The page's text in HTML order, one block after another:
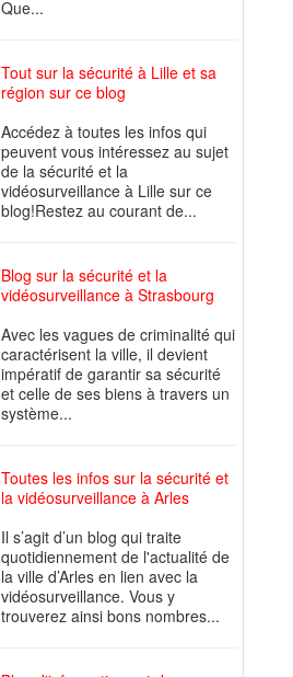
Que...
Tout sur la sécurité à Lille et sa
région sur ce blog
Accédez à toutes les infos qui
peuvent vous intéressez au sujet
de la sécurité et la
vidéosurveillance à Lille sur ce
blog!Restez au courant de...
Blog sur la sécurité et la
vidéosurveillance à Strasbourg
Avec les vagues de criminalité qui
caractérisent la ville, il devient
impératif de garantir sa sécurité
et celle de ses biens à travers un
système...
Toutes les infos sur la sécurité et
la vidéosurveillance à Arles
Il s’agit d’un blog qui traite
quotidiennement de l'actualité de
la ville d’Arles en lien avec la
vidéosurveillance. Vous y
trouverez ainsi bons nombres...